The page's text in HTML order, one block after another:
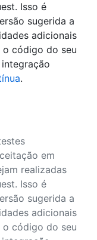
Isso é
sugerida a
adicionais
o código do seu
.
em
realizadas
Isso é
sugerida a
adicionais
o código do seu